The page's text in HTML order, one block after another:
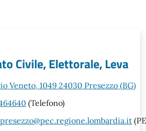
Civile, Elettorale, Leva
Veneto, 1049 24030 Presezzo (BG)
(Telefono)